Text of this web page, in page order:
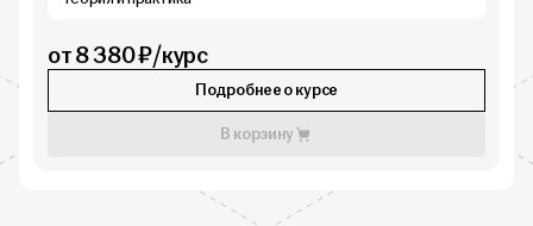
от 8 380 ₽/курс
Подробнее о курсе
В корзину